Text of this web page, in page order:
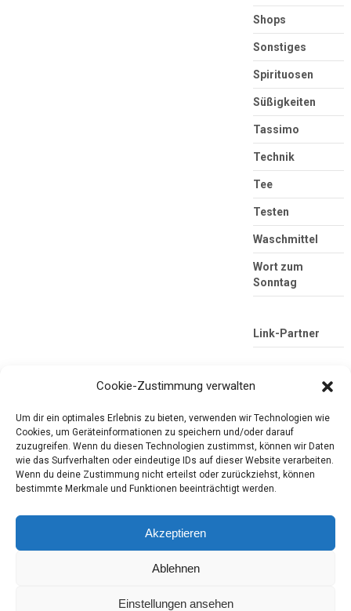
Shops
Sonstiges
Spirituosen
Süßigkeiten
Tassimo
Technik
Tee
Testen
Waschmittel
Wort zum
Sonntag
Link-Partner
Tester-Paradies
Produkttests und Alltag
MyThemeShop.com Tester-Paradies ISSN 3052-7392
Cookie-Zustimmung verwalten
Um dir ein optimales Erlebnis zu bieten, verwenden wir Technologien wie
Cookies, um Geräteinformationen zu speichern und/oder darauf
zuzugreifen. Wenn du diesen Technologien zustimmst, können wir Daten
wie das Surfverhalten oder eindeutige IDs auf dieser Website verarbeiten.
Wenn du deine Zustimmung nicht erteilst oder zurückziehst, können
bestimmte Merkmale und Funktionen beeinträchtigt werden.
Akzeptieren
Ablehnen
Einstellungen ansehen
Die mobile Version verlassen